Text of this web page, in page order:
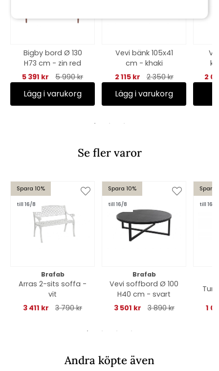
Bigby bord Ø 130
H73 cm - zin red
5 391 kr
5 990 kr
Lägg i varukorg
Vevi bänk 105x41
cm - khaki
2 115 kr
2 350 kr
Lägg i varukorg
2
Se fler varor
Spara 10%
till 16/8
Brafab
Arras 2-sits soffa -
vit
3 411 kr
3 790 kr
Spara 10%
till 16/8
Brafab
Vevi soffbord Ø 100
H40 cm - svart
3 501 kr
3 890 kr
Spara
till 16/8
1
Andra köpte även